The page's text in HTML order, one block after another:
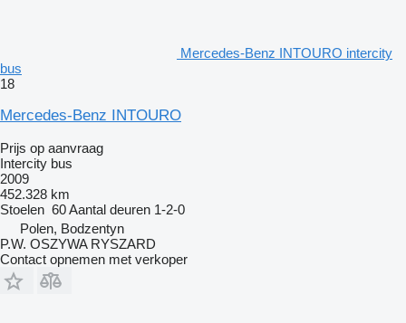
Mercedes-Benz INTOURO intercity
bus
18
Mercedes-Benz INTOURO
Prijs op aanvraag
Intercity bus
2009
452.328 km
Stoelen 60Aantal deuren 1-2-0
Polen, Bodzentyn
P.W. OSZYWA RYSZARD
Contact opnemen met verkoper